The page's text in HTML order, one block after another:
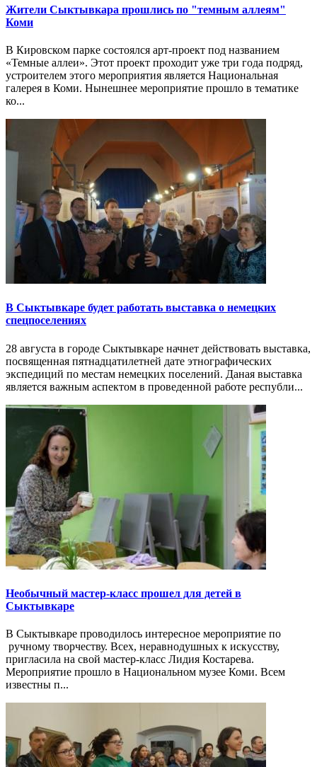
Жители Сыктывкара прошлись по "темным аллеям"
Коми
В Кировском парке состоялся арт-проект под названием
«Темные аллеи». Этот проект проходит уже три года подряд,
устроителем этого мероприятия является Национальная
галерея в Коми. Нынешнее мероприятие прошло в тематике
ко...
В Сыктывкаре будет работать выставка о немецких
спецпоселениях
28 августа в городе Сыктывкаре начнет действовать выставка,
посвященная пятнадцатилетней дате этнографических
экспедиций по местам немецких поселений. Даная выставка
является важным аспектом в проведенной работе республи...
Необычный мастер-класс прошел для детей в
Сыктывкаре
В Сыктывкаре проводилось интересное мероприятие по
ручному творчеству. Всех, неравнодушных к искусству,
пригласила на свой мастер-класс Лидия Костарева.
Мероприятие прошло в Национальном музее Коми. Всем
известны п...